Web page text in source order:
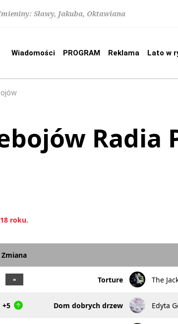
Sławy, Jakuba, Oktawiana
Wiadomości PROGRAM Reklama Lato w
Radia
roku.
Zmiana
Torture The
+5 Dom dobrych drzew Edyta